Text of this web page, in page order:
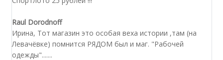
Raul Dorodnoff
Ирина, Тот магазин это особая веха истории ,там (на
Левачёвке) помнится РЯДОМ был и маг. "Рабочей
одежды".......